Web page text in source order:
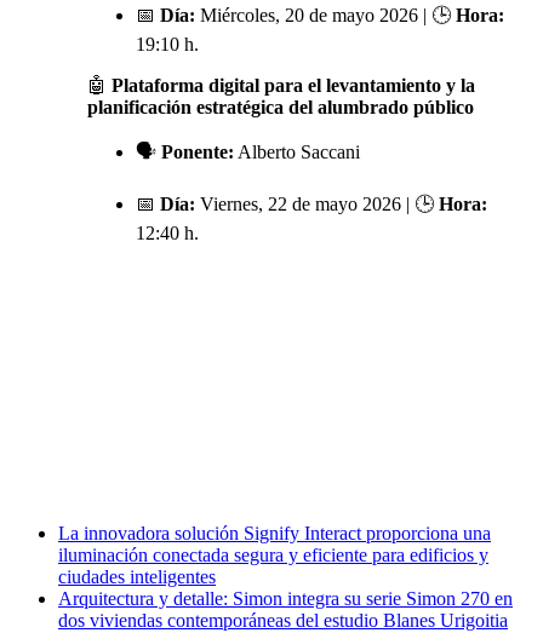
📅 Día: Miércoles, 20 de mayo 2026 | 🕒 Hora:
19:10 h.
🤖 Plataforma digital para el levantamiento y la
planificación estratégica del alumbrado público
🗣️ Ponente: Alberto Saccani
📅 Día: Viernes, 22 de mayo 2026 | 🕒 Hora:
12:40 h.
WhatsApp
La innovadora solución Signify Interact proporciona una
iluminación conectada segura y eficiente para edificios y
ciudades inteligentes
Arquitectura y detalle: Simon integra su serie Simon 270 en
dos viviendas contemporáneas del estudio Blanes Urigoitia